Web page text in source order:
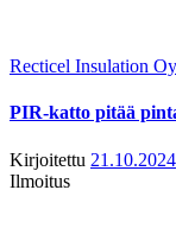
Recticel Insulation Oy
PIR-katto pitää
Kirjoitettu 21.10.2024
Ilmoitus